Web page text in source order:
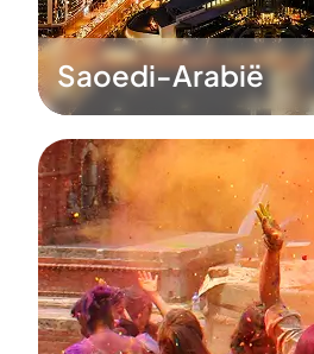
Saoedi-Arabië